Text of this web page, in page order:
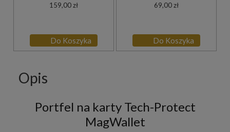
159,00 zł
Do Koszyka
69,00 zł
Do Koszyka
Opis
Portfel na karty Tech-Protect
MagWallet